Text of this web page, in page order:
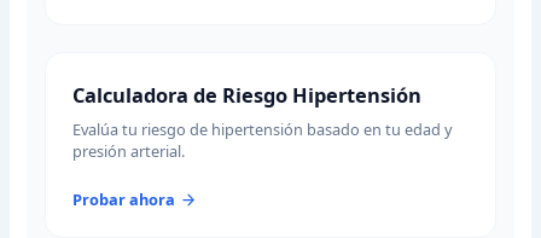
Calculadora de Riesgo Hipertensión
Evalúa tu riesgo de hipertensión basado en tu edad y
presión arterial.
Probar ahora